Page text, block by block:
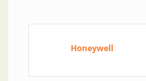
Honeywell